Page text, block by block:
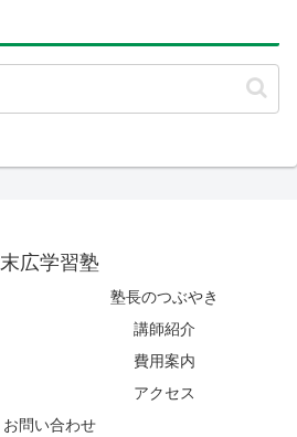
末広学習塾
塾長のつぶやき
講師紹介
費用案内
アクセス
お問い合わせ